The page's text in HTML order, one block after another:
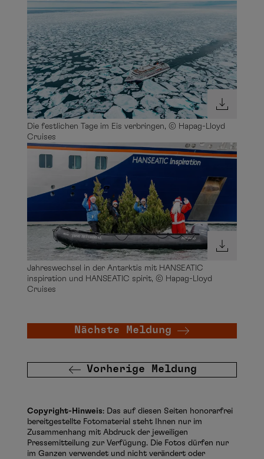
Die festlichen Tage im Eis verbringen, © Hapag-Lloyd
Cruises
Jahreswechsel in der Antarktis mit HANSEATIC
inspiration und HANSEATIC spirit, © Hapag-Lloyd
Cruises
Vorherige Meldung
Nächste Meldung
Copyright-Hinweis: Das auf diesen Seiten honorarfrei
bereitgestellte Fotomaterial steht Ihnen nur im
Zusammenhang mit Abdruck der jeweiligen
Pressemitteilung zur Verfügung. Die Fotos dürfen nur
im Ganzen verwendet und nicht verändert oder